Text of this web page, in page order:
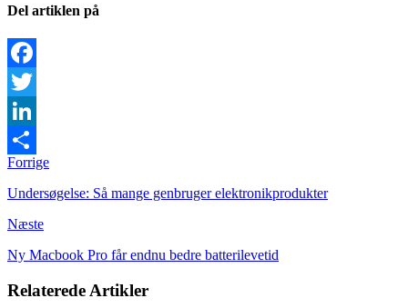
Del artiklen på
Facebook
Twitter
LinkedIn
Share
Forrige
Undersøgelse: Så mange genbruger elektronikprodukter
Næste
Ny Macbook Pro får endnu bedre batterilevetid
Relaterede Artikler